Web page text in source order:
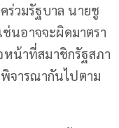
ร่วมรัฐบาล นายชู
นอาจจะผิดมาตรา
หน้าที่สมาชิกรัฐสภา
จารณากันไปตาม